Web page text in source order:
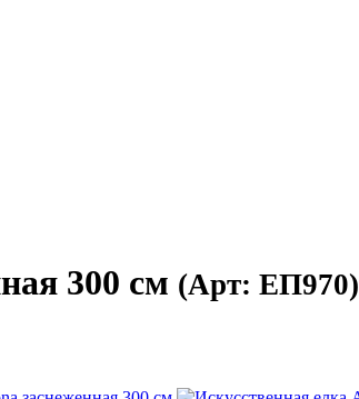
300 см (Арт: ЕП970)